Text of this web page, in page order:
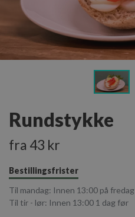
Rundstykke
fra 43 kr
Bestillingsfrister
Til mandag: Innen 13:00 på fredag
Til tir - lør: Innen 13:00 1 dag før